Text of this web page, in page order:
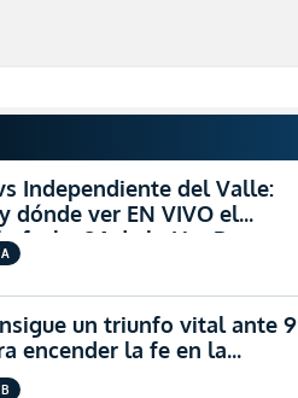
Independiente del Valle:
dónde ver EN VIVO el
fecha 24 de la LigaPro
un triunfo vital ante 9
encender la fe en la